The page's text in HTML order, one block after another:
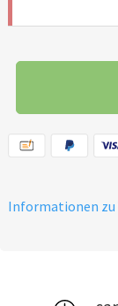
Informationen zu